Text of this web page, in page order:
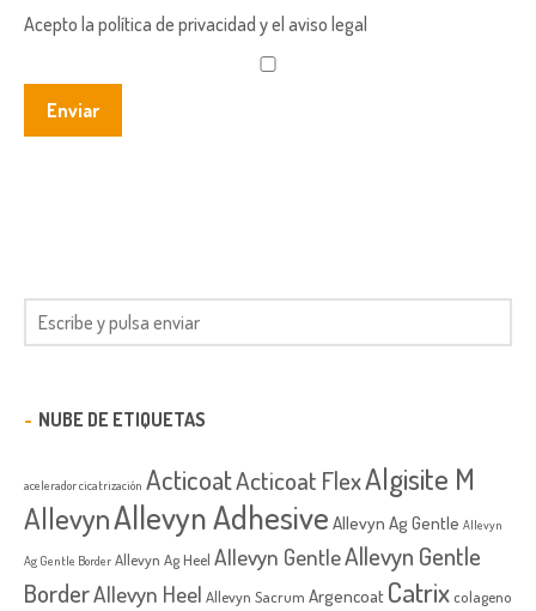
Acepto la política de privacidad y el aviso legal
NUBE DE ETIQUETAS
acelerador cicatrización ActicoatActicoat FlexAlgisite M
AllevynAllevyn Adhesive Allevyn Ag Gentle Allevyn
Ag Gentle Border Allevyn Ag Heel Allevyn GentleAllevyn Gentle
BorderAllevyn Heel Allevyn Sacrum Argencoat Catrix colageno